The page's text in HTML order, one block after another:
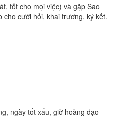
tốt cho mọi việc) và gặp Sao
cưới hỏi, khai trương, ký kết.
ngày tốt xấu, giờ hoàng đạo